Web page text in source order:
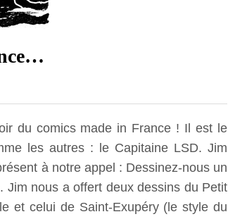
du comics made in France ! Il est le
les autres : le Capitaine LSD. Jim
à notre appel : Dessinez-nous un
Jim nous a offert deux dessins du Petit
et celui de Saint-Exupéry (le style du